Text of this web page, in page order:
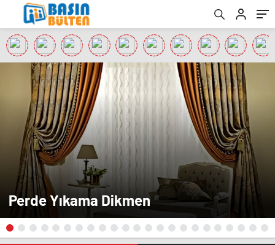
Perde Yıkama Dikmen